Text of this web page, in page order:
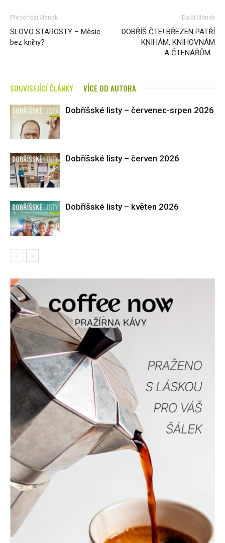
Předchozí článek
SLOVO STAROSTY – Měsíc
bez knihy?
Další článek
DOBŘÍŠ ČTE! BŘEZEN PATŘÍ
KNIHÁM, KNIHOVNÁM
A ČTENÁŘŮM…
SOUVISEJÍCÍ ČLÁNKY VÍCE OD AUTORA
Dobříšské listy – červenec-srpen 2026
Dobříšské listy – červen 2026
Dobříšské listy – květen 2026